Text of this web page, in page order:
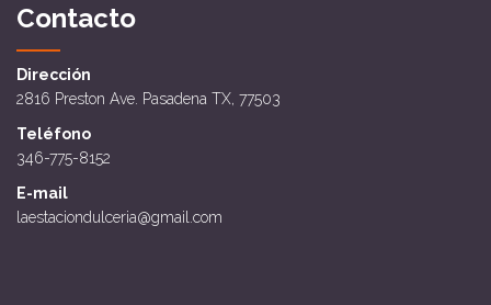
Contacto
Dirección
2816 Preston Ave. Pasadena TX, 77503
Teléfono
346-775-8152
E-mail
laestaciondulceria@gmail.com